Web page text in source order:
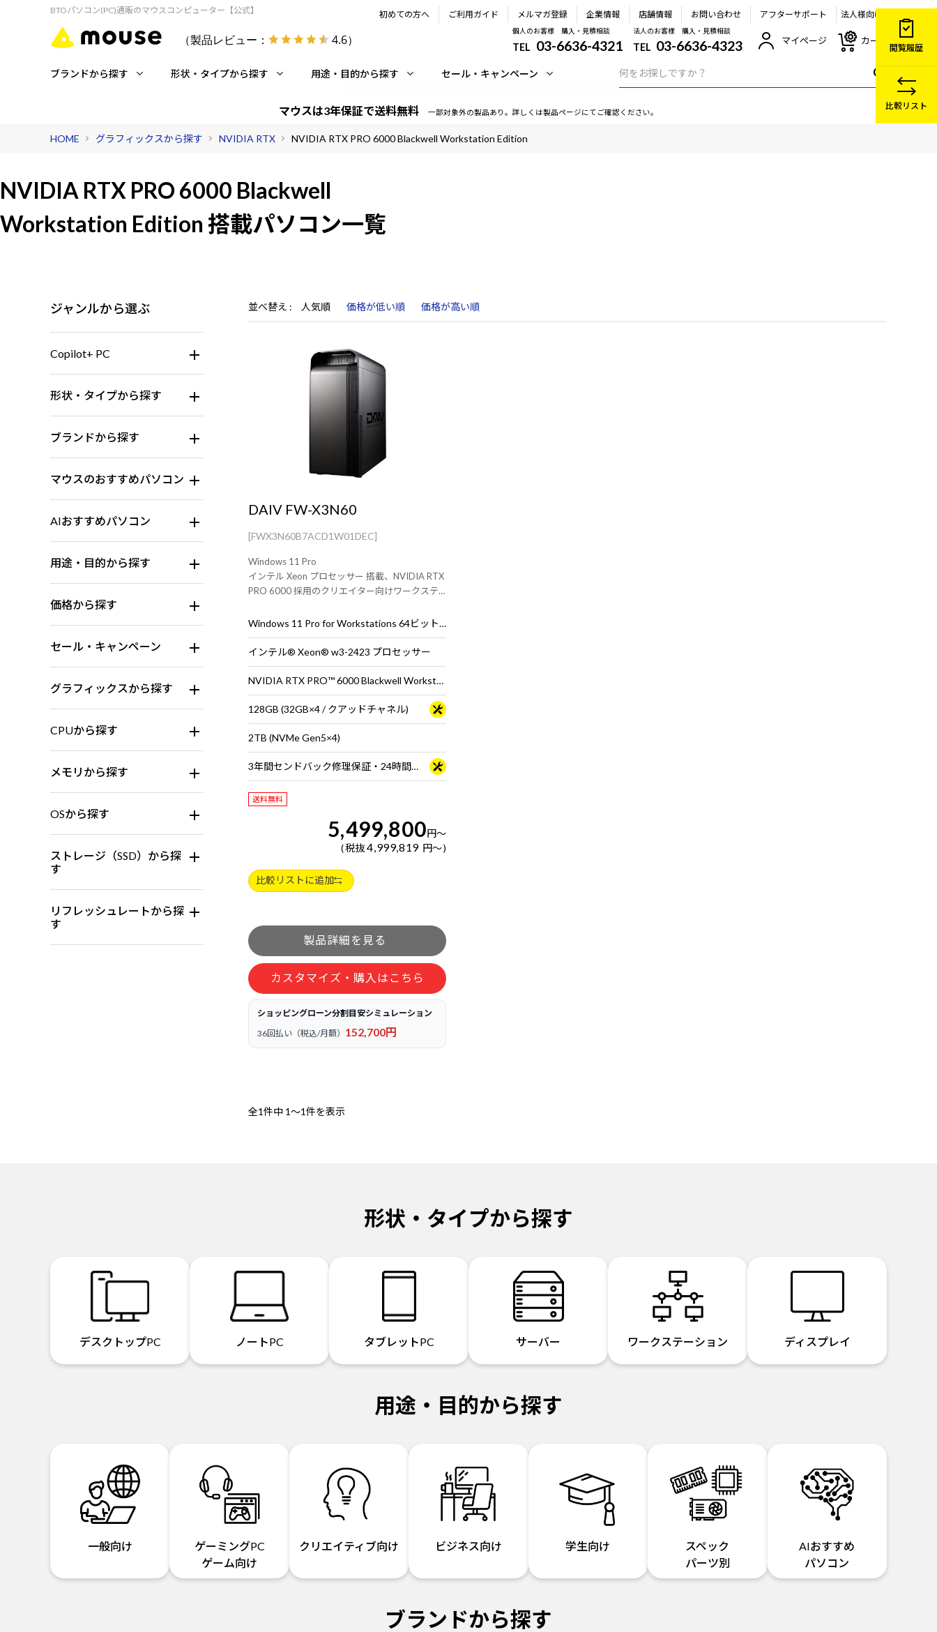
BTOパソコン(PC)通販のマウスコンピューター【公式】
（製品レビュー： 4.6）
初めての方へ ご利用ガイド メルマガ登録 企業情報 店舗情報 お問い合わせ アフターサポート 法人様向け
個人のお客様 購入・見積相談
TEL 03-6636-4321
法人のお客様 購入・見積相談
TEL 03-6636-4323 マイページ カート
ブランドから探す 形状・タイプから探す 用途・目的から探す セール・キャンペーン
マウスは3年保証で送料無料 一部対象外の製品あり。詳しくは製品ページにてご確認ください。
HOME グラフィックスから探す NVIDIA RTX NVIDIA RTX PRO 6000 Blackwell Workstation Edition
NVIDIA RTX PRO 6000 Blackwell
Workstation Edition 搭載パソコン一覧
ジャンルから選ぶ
Copilot+ PC
形状・タイプから探す
ブランドから探す
マウスのおすすめパソコン
AIおすすめパソコン
用途・目的から探す
価格から探す
セール・キャンペーン
グラフィックスから探す
CPUから探す
メモリから探す
OSから探す
ストレージ（SSD）から探
す
リフレッシュレートから探
す
並べ替え 人気順 価格が低い順 価格が高い順
DAIV FW-X3N60
[FWX3N60B7ACD1W01DEC]
Windows 11 Pro
インテル Xeon プロセッサー 搭載、NVIDIA RTX
PRO 6000 採用のクリエイター向けワークステ
Windows 11 Pro for Workstations 64ビット (DSP)
インテル® Xeon® w3-2423 プロセッサー
NVIDIA RTX PRO™ 6000 Blackwell Workstation Edition
128GB (32GB×4 / クアッドチャネル)
2TB (NVMe Gen5×4)
3年間センドバック修理保証・24時間×365日電話サポート
送料無料
5,499,800円～
税抜4,999,819 円～
比較リストに追加
カスタマイズ・購入はこちら
ショッピングローン分割目安シミュレーション
36回払い（税込/月額） 152,700円
全1件中 1～1件を表示
形状・タイプから探す
デスクトップPC ノートPC タブレットPC サーバー ワークステーション ディスプレイ
用途・目的から探す
一般向け
ゲーミングPC
ゲーム向け
クリエイティブ向け ビジネス向け 学生向け
スペック
パーツ別
AIおすすめ
パソコン
ブランドから探す
閲覧履歴
比較リスト